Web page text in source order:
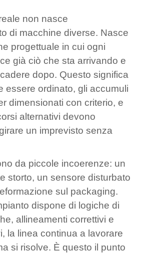
non nasce
di macchine diverse. Nasce
progettuale in cui ogni
già ciò che sta arrivando e
dopo. Questo significa
essere ordinato, gli accumuli
dimensionati con criterio, e
alternativi devono
un imprevisto senza
da piccole incoerenze: un
storto, un sensore disturbato
sul packaging.
dispone di logiche di
allineamenti correttivi e
la linea continua a lavorare
si risolve. È questo il punto